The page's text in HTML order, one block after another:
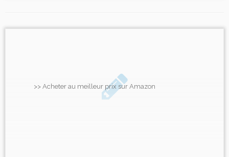
>> Acheter au meilleur prix sur Amazon